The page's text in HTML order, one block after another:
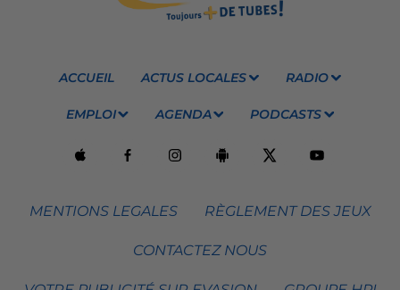
ACCUEIL ACTUS LOCALES RADIO
EMPLOI AGENDA PODCASTS
MENTIONS LEGALES RÈGLEMENT DES JEUX
CONTACTEZ NOUS